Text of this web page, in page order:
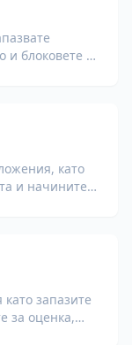
и блоковете с
като
и начините
запазите
за оценка,